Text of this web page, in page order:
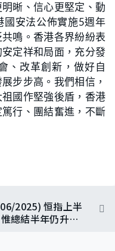
晰、信心更堅定、動
國安法公佈實施5週年
鳴。香港各界紛紛表
定祥和局面，充分發
、改革創新，做好自
步步高。我們相信，
國作堅強後盾，香港
行、團結奮進，不斷
恒指上半
總結半年仍升